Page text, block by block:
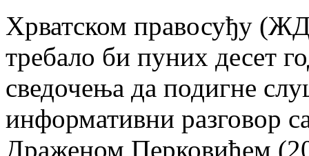
Хрватском правосуђу
требало би пуних десет
сведочења да подигне
информативни разговор
Драженом Перковићем